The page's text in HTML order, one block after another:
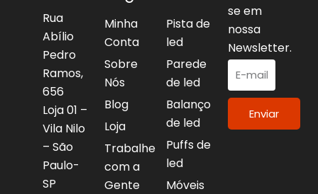
Rua
Abílio
Pedro
Ramos,
656
Loja 01 –
Vila Nilo
– São
Paulo-
SP
Minha
Conta
Sobre
Nós
Blog
Loja
Trabalhe
com a
Gente
Pista de
led
Parede
de led
Balanço
de led
Puffs de
led
Móveis
se em
nossa
Newsletter.
Enviar